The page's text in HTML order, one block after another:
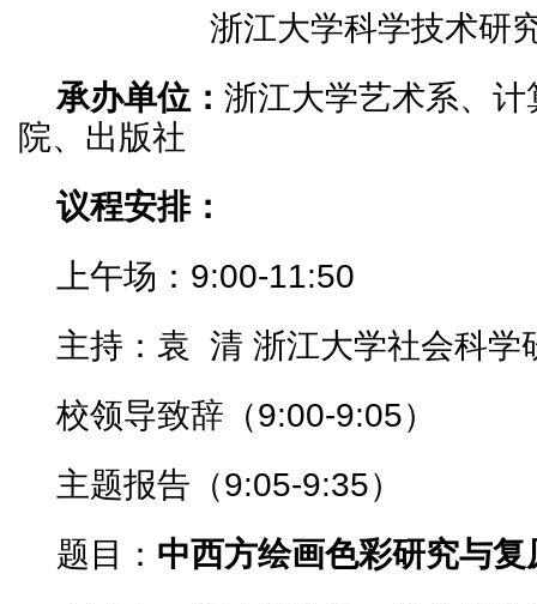
浙江大学科学技术研
承办单位： 浙江大学艺术系、
院、出版社
议程安排：
上午场：9:00-11:50
主持：袁 清 浙江大学社会科学
校领导致辞（9:00-9:05）
主题报告（9:05-9:35）
题目： 中西方绘画色彩研究与复